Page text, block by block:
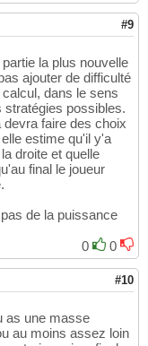
#9
la plus nouvelle
ajouter de difficulté
dans le sens
stratégies possibles.
faire des choix
estime qu'il y'a
droite et quelle
final le joueur
de la puissance
0
0
#10
as une masse
au moins assez loin